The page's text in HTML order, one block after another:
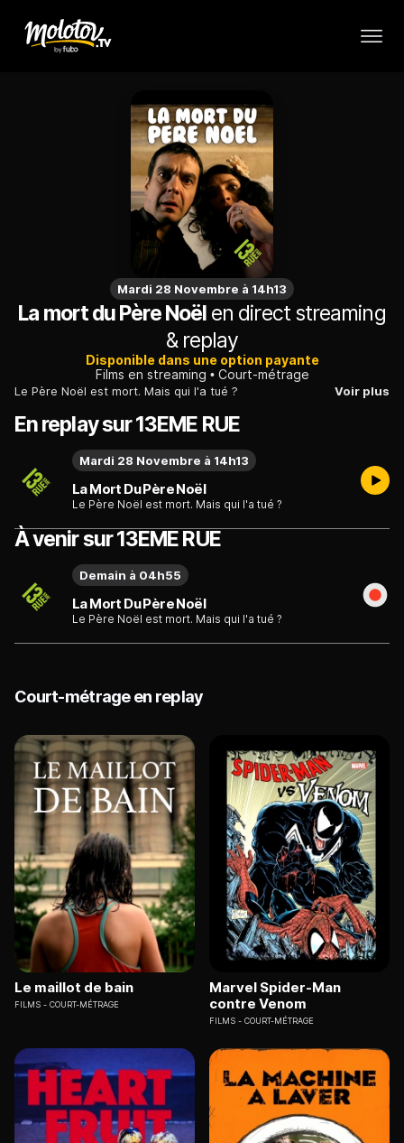
Mardi 28 Novembre à 14h13
La mort du Père Noël en direct streaming
& replay
Disponible dans une option payante
Films en streaming
Court-métrage
Le Père Noël est mort. Mais qui l'a tué ? Voir plus
En replay sur 13EME RUE
La Mort Du Père Noël
Le Père Noël est mort. Mais qui l'a tué ?
Mardi 28 Novembre à 14h13
À venir sur 13EME RUE
La Mort Du Père Noël
Le Père Noël est mort. Mais qui l'a tué ?
Demain à 04h55
Court-métrage en replay
Le maillot de bain
FILMS COURT-MÉTRAGE
Marvel Spider-Man
contre Venom
FILMS COURT-MÉTRAGE